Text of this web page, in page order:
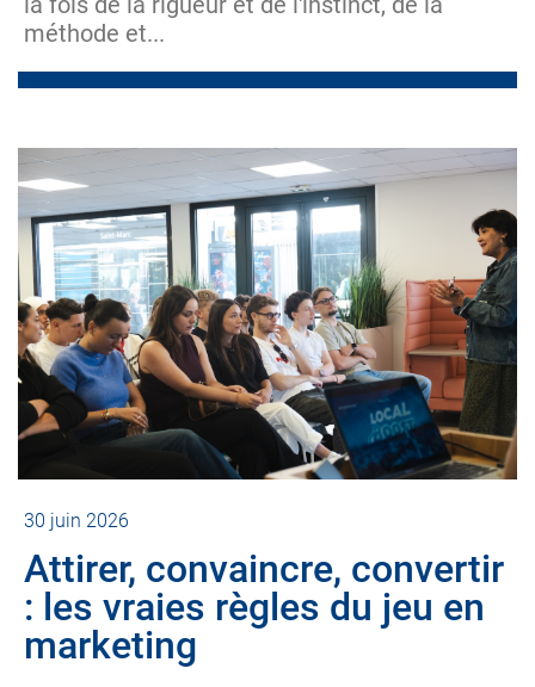
méthode et...
30 juin 2026
Attirer, convaincre, convertir
: les vraies règles du jeu en
marketing